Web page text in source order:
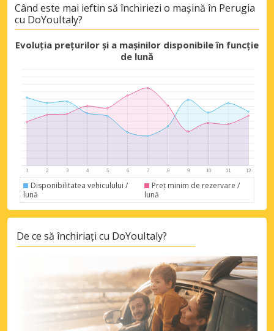
Când este mai ieftin să închiriezi o mașină în Perugia
cu DoYouItaly?
Evoluția prețurilor și a mașinilor disponibile în funcție
de lună
Disponibilitatea vehiculului /
lună
Preț minim de rezervare /
lună
De ce să închiriați cu DoYouItaly?
Economii de top
Accesați ofertele exclusive ale
furnizorilor noștri
Autentificare cu eLink